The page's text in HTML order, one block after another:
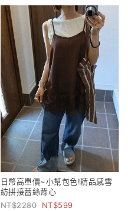
日幣高單價~小幫包色!精品感雪
紡拼接蕾絲背心
2280
599